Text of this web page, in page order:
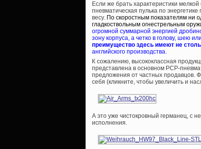
Если же брать характеристики
пневматическая пулька по
весу. По скоростным показателям ни
гладкоствольным огнестрельным
огромной суммарной энергией
зону корпуса, а четко в голову, шею
преимущество здесь имеют не
английского производства.
К сожалению, высококлассная
представлена в основном PCP-
предложения от частных продавцов.
себя (кликните, чтобы увеличить и
А это уже чистокровный германец, с
исполнения.